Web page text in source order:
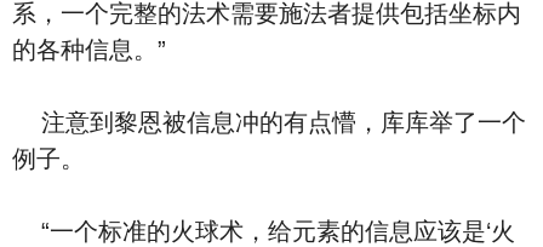
系，一个完整的法术需要施法者提供包括坐标内
的各种信息。”
注意到黎恩被信息冲的有点懵，库库举了一个
例子。
“一个标准的火球术，给元素的信息应该是‘火